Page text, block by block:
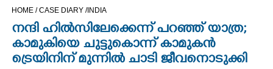
OPINION
HOME /CASE DIARY /INDIA
നന്ദി ഹിൽസിലേക്കെന്ന് പറഞ്ഞ് യാത്ര;
കാമുകിയെ ചുട്ടുകൊന്ന് കാമുകൻ
ട്രെയിനിന് മുന്നിൽ ചാടി ജീവനൊടുക്കി